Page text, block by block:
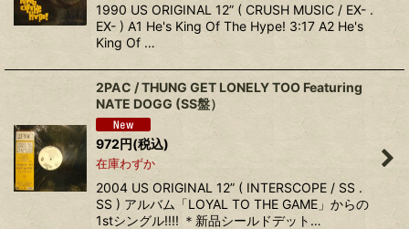
1990 US ORIGINAL 12” ( CRUSH MUSIC / EX- .
EX- ) A1 He's King Of The Hype! 3:17 A2 He's
King Of …
2PAC / THUNG GET LONELY TOO Featuring
NATE DOGG (SS盤）
972円(税込)
在庫わずか
2004 US ORIGINAL 12” ( INTERSCOPE / SS .
SS ) アルバム「LOYAL TO THE GAME」からの
1stシングル!!!! ＊新品シールドデット…